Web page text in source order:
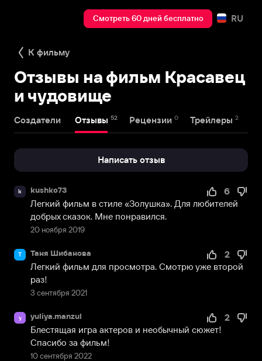
Смотреть 60 дней бесплатно RU
К фильму
Отзывы на фильм Красавец
и чудовище
Создатели Отзывы 52 Рецензии 0 Трейлеры 2
Написать отзыв
k kushko73
20 ноября 2019
6
Легкий фильм в стиле «Золушка». Для любителей
добрых сказок. Мне понравился.
Т Таня Шибанова
3 сентября 2021
2
Легкий фильм для просмотра. Смотрю уже второй
раз!
y yuliya.manzul
10 сентября 2022
2
Блестящая игра актеров и необычный сюжет!
Спасибо за фильм!